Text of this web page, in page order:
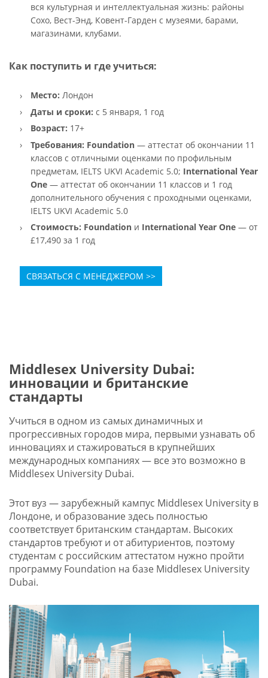
вся культурная и интеллектуальная жизнь: районы
Сохо, Вест-Энд, Ковент-Гарден с музеями, барами,
магазинами, клубами.
Как поступить и где учиться:
Место: Лондон
Даты и сроки: с 5 января, 1 год
Возраст: 17+
Требования: Foundation— аттестат об окончании 11
классов с отличными оценками по профильным
предметам, IELTS UKVI Academic 5.0; International Year
One— аттестат об окончании 11 классов и 1 год
дополнительного обучения с проходными оценками,
IELTS UKVI Academic 5.0
Стоимость: Foundation и International Year One— от
£17,490 за 1 год
СВЯЗАТЬСЯ С МЕНЕДЖЕРОМ >>
Middlesex University Dubai:
инновации и британские
стандарты
Учиться в одном из самых динамичных и
прогрессивных городов мира, первыми узнавать об
инновациях и стажироваться в крупнейших
международных компаниях — все это возможно в
Middlesex University Dubai.
Этот вуз — зарубежный кампус Middlesex University в
Лондоне, и образование здесь полностью
соответствует британским стандартам. Высоких
стандартов требуют и от абитуриентов, поэтому
студентам с российским аттестатом нужно пройти
программу Foundation на базе Middlesex University
Dubai.